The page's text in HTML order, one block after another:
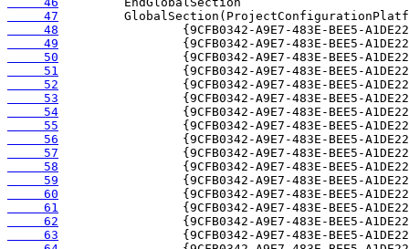
     47
     48
     49
     50
     51
     52
     53
     54
     55
     56
     57
     58
     59
     60
     61
     62
     63